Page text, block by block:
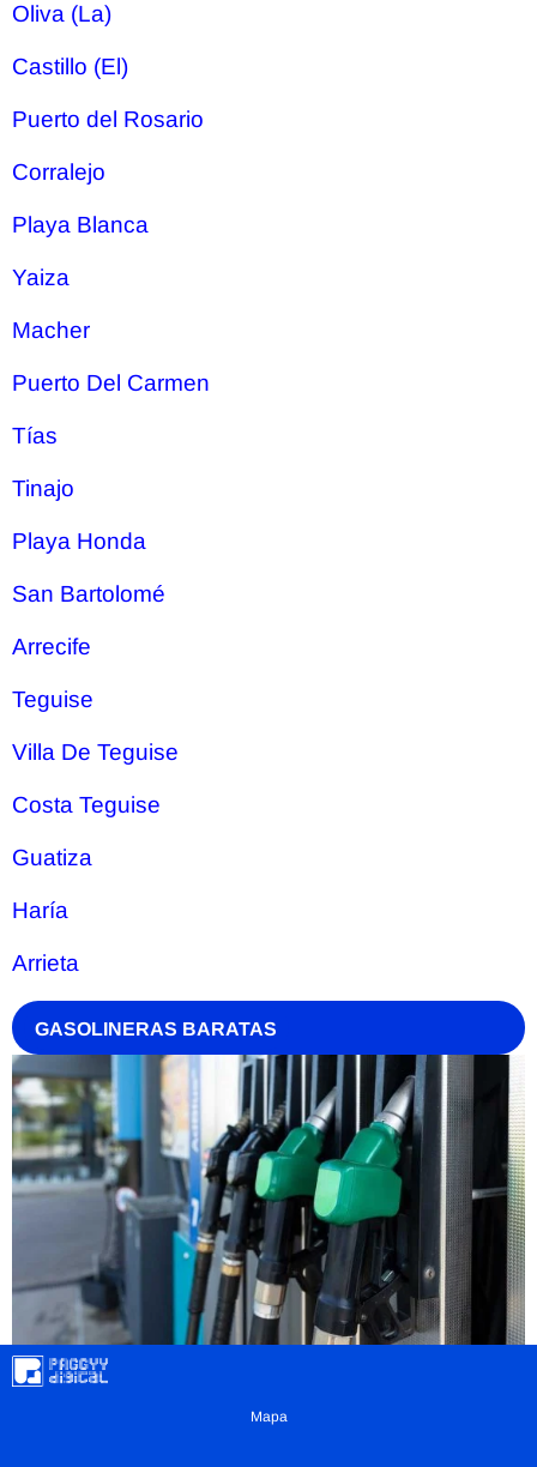
Oliva (La)
Castillo (El)
Puerto del Rosario
Corralejo
Playa Blanca
Yaiza
Macher
Puerto Del Carmen
Tías
Tinajo
Playa Honda
San Bartolomé
Arrecife
Teguise
Villa De Teguise
Costa Teguise
Guatiza
Haría
Arrieta
GASOLINERAS BARATAS
Mapa